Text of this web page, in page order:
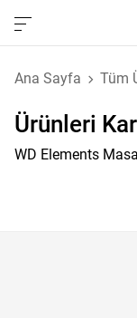
Ana Sayfa Tüm
Ürünleri
WD Elements